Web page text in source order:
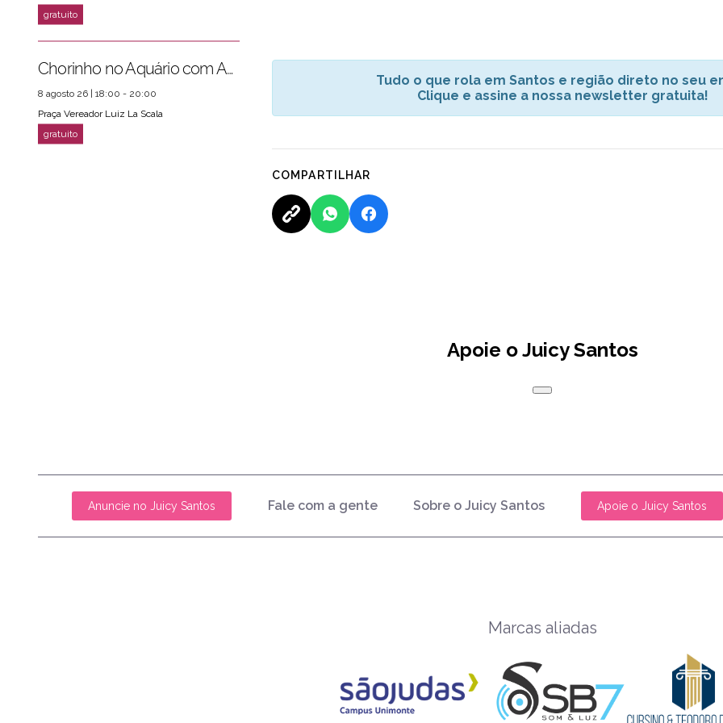
Tudo o que rola em Santos e região direto no seu
Clique e assine a nossa newsletter gratuita!
COMPARTILHAR
Chorinho no Aquário com Amigos da Música e Mari Torres
8 agosto 26 | 18:00 - 20:00
Praça Vereador Luiz La Scala
Apoie o Juicy Santos
Anuncie no Juicy Santos Fale com a gente Sobre o Juicy Santos Apoie o Juicy Santos
Marcas aliadas